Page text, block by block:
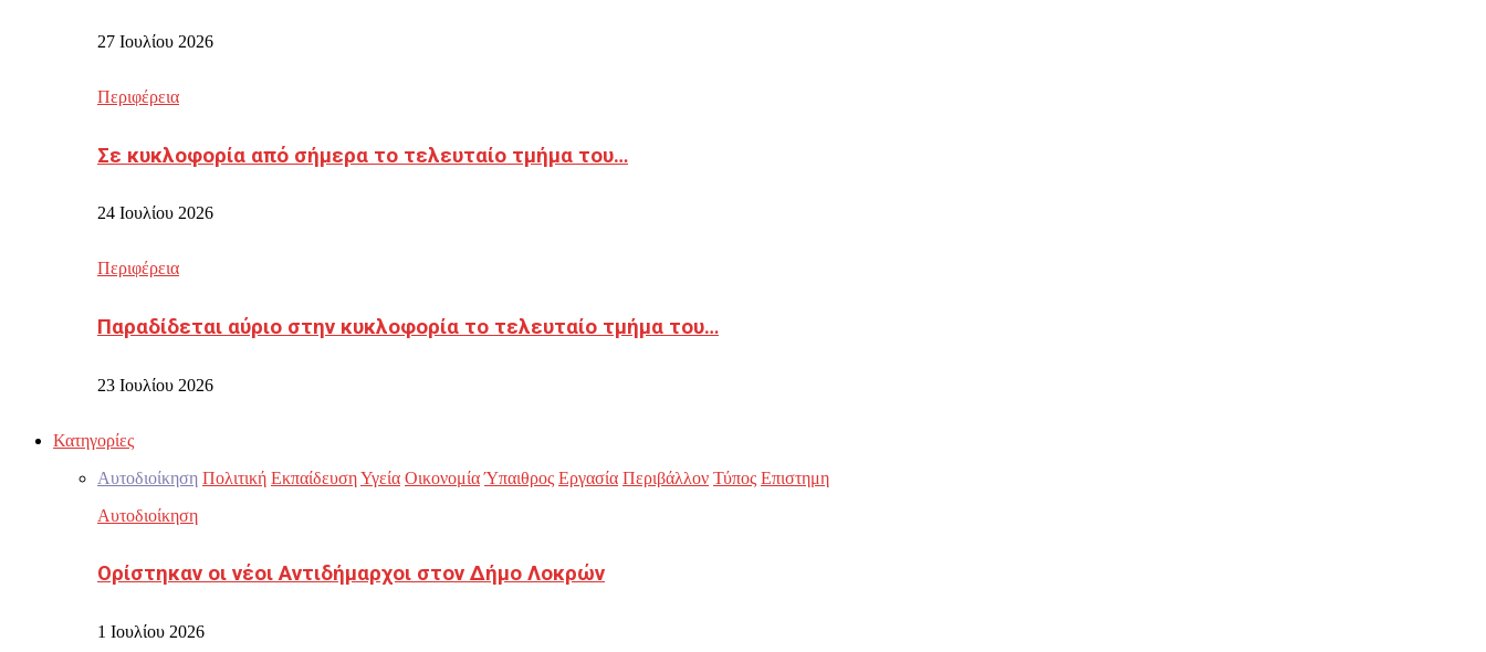
27 Ιουλίου 2026
Περιφέρεια
Σε κυκλοφορία από σήμερα το τελευταίο τμήμα του…
24 Ιουλίου 2026
Περιφέρεια
Παραδίδεται αύριο στην κυκλοφορία το τελευταίο τμήμα του…
23 Ιουλίου 2026
Κατηγορίες
Αυτοδιοίκηση Πολιτική ΕκπαίδευσηΥγεία Οικονομία Ύπαιθρος Εργασία Περιβάλλον Τύπος Επιστημη
Αυτοδιοίκηση
Ορίστηκαν οι νέοι Αντιδήμαρχοι στον Δήμο Λοκρών
1 Ιουλίου 2026